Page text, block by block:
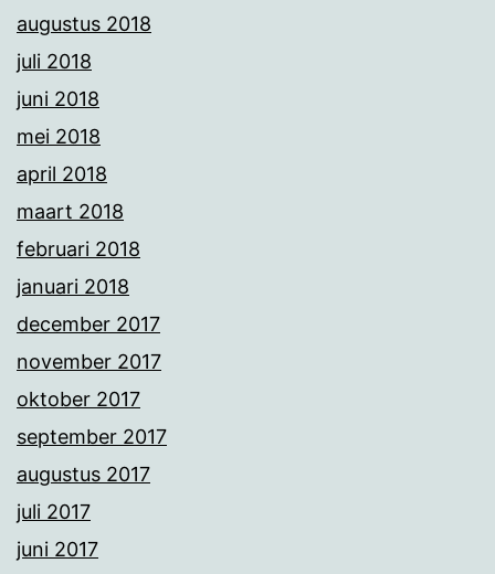
augustus 2018
juli 2018
juni 2018
mei 2018
april 2018
maart 2018
februari 2018
januari 2018
december 2017
november 2017
oktober 2017
september 2017
augustus 2017
juli 2017
juni 2017